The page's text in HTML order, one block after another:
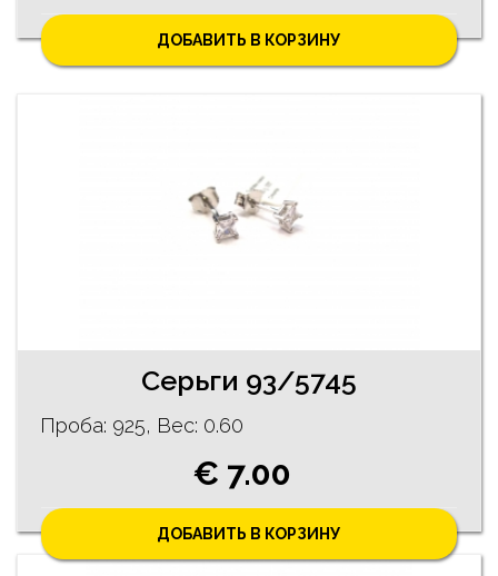
ДОБАВИТЬ В КОРЗИНУ
Cерьги 93/5745
Проба: 925, Bес: 0.60
€ 7.00
ДОБАВИТЬ В КОРЗИНУ